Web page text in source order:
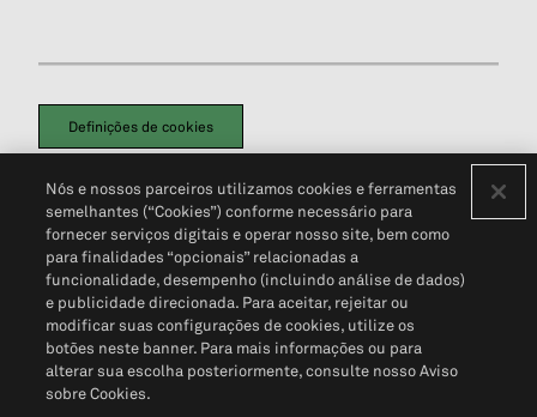
Definições de cookies
Política de PrivacidadePortal de privacidade do cliente (em inglês)
Não Venda Minhas Informações Pessoais© 2026 S&P Global
Nós e nossos parceiros utilizamos cookies e ferramentas
semelhantes (“Cookies”) conforme necessário para
fornecer serviços digitais e operar nosso site, bem como
para finalidades “opcionais” relacionadas a
funcionalidade, desempenho (incluindo análise de dados)
e publicidade direcionada. Para aceitar, rejeitar ou
modificar suas configurações de cookies, utilize os
botões neste banner. Para mais informações ou para
alterar sua escolha posteriormente, consulte nosso Aviso
sobre Cookies.